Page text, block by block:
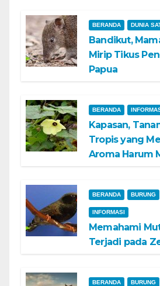
BERANDA DUNIA
Bandikut,
Mirip Tikus
Papua
BERANDA
Kapasan,
Tropis yang
Aroma Harum
BERANDA BURUNG
INFORMASI
Memahami
Terjadi pada
BERANDA BURUNG